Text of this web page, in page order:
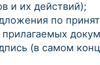
и их действий);
по
(в самом